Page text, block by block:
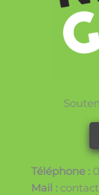
Téléphone :
Mail :